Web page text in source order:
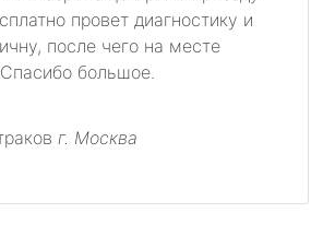
провет диагностику и
после чего на месте
большое.
г. Москва